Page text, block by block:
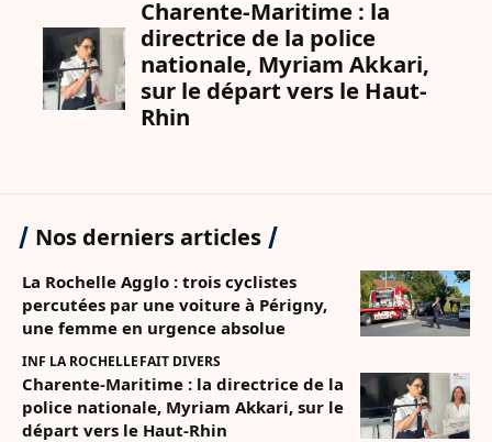
Nos derniers articles
La Rochelle Agglo : trois cyclistes
percutées par une voiture à Périgny,
une femme en urgence absolue
INF LA ROCHELLEFAIT DIVERS
Charente-Maritime : la directrice de la
police nationale, Myriam Akkari, sur le
départ vers le Haut-Rhin